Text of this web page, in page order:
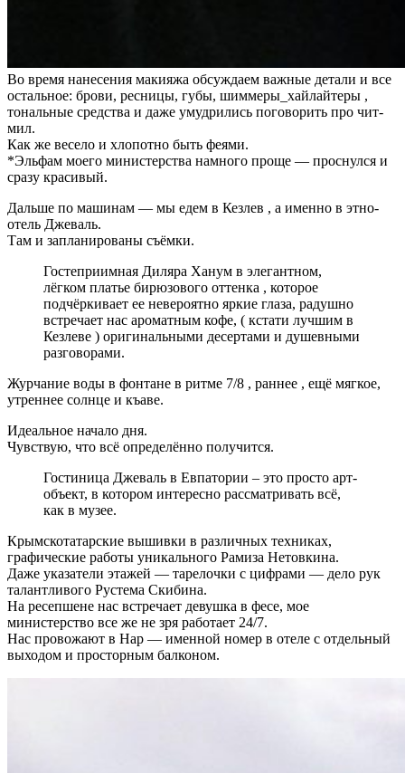
Во время нанесения макияжа обсуждаем важные детали и все
остальное: брови, ресницы, губы, шиммеры_хайлайтеры ,
тональные средства и даже умудрились поговорить про чит-
мил.
Как же весело и хлопотно быть феями.
*Эльфам моего министерства намного проще — проснулся и
сразу красивый.
Дальше по машинам — мы едем в Кезлев , а именно в этно-
отель Джеваль.
Там и запланированы съёмки.
Гостеприимная Диляра Ханум в элегантном,
лёгком платье бирюзового оттенка , которое
подчёркивает ее невероятно яркие глаза, радушно
встречает нас ароматным кофе, ( кстати лучшим в
Кезлеве ) оригинальными десертами и душевными
разговорами.
Журчание воды в фонтане в ритме 7/8 , раннее , ещё мягкое,
утреннее солнце и къаве.
Идеальное начало дня.
Чувствую, что всё определённо получится.
Гостиница Джеваль в Евпатории – это просто арт-
объект, в котором интересно рассматривать всё,
как в музее.
Крымскотатарские вышивки в различных техниках,
графические работы уникального Рамиза Нетовкина.
Даже указатели этажей — тарелочки с цифрами — дело рук
талантливого Рустема Скибина.
На ресепшене нас встречает девушка в фесе, мое
министерство все же не зря работает 24/7.
Нас провожают в Нар — именной номер в отеле с отдельный
выходом и просторным балконом.